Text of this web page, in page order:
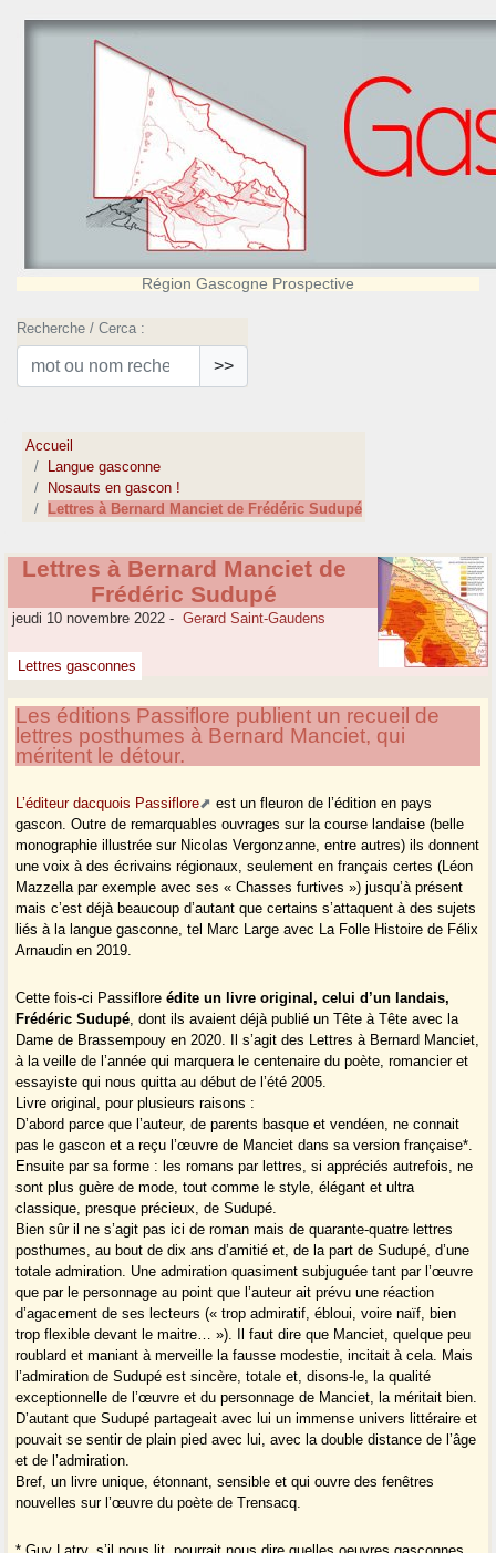
Région Gascogne Prospective
Recherche / Cerca :
>>
Accueil
Langue gasconne
Nosauts en gascon !
Lettres à Bernard Manciet de Frédéric Sudupé
Lettres à Bernard Manciet de
Frédéric Sudupé
jeudi 10 novembre 2022 - Gerard Saint-Gaudens
Lettres gasconnes
Les éditions Passiflore publient un recueil de
lettres posthumes à Bernard Manciet, qui
méritent le détour.
L’éditeur dacquois Passiflore
est un fleuron de l’édition en pays
gascon. Outre de remarquables ouvrages sur la course landaise (belle
monographie illustrée sur Nicolas Vergonzanne, entre autres) ils donnent
une voix à des écrivains régionaux, seulement en français certes (Léon
Mazzella par exemple avec ses « Chasses furtives ») jusqu’à présent
mais c’est déjà beaucoup d’autant que certains s’attaquent à des sujets
liés à la langue gasconne, tel Marc Large avec La Folle Histoire de Félix
Arnaudin en 2019.
Cette fois-ci Passifloreédite un livre original, celui d’un landais,
Frédéric Sudupé, dont ils avaient déjà publié un Tête à Tête avec la
Dame de Brassempouy en 2020. Il s’agit des Lettres à Bernard Manciet,
à la veille de l’année qui marquera le centenaire du poète, romancier et
essayiste qui nous quitta au début de l’été 2005.
Livre original, pour plusieurs raisons :
D’abord parce que l’auteur, de parents basque et vendéen, ne connait
pas le gascon et a reçu l’œuvre de Manciet dans sa version française*.
Ensuite par sa forme : les romans par lettres, si appréciés autrefois, ne
sont plus guère de mode, tout comme le style, élégant et ultra
classique, presque précieux, de Sudupé.
Bien sûr il ne s’agit pas ici de roman mais de quarante-quatre lettres
posthumes, au bout de dix ans d’amitié et, de la part de Sudupé, d’une
totale admiration. Une admiration quasiment subjuguée tant par l’œuvre
que par le personnage au point que l’auteur ait prévu une réaction
d’agacement de ses lecteurs (« trop admiratif, ébloui, voire naïf, bien
trop flexible devant le maitre… »). Il faut dire que Manciet, quelque peu
roublard et maniant à merveille la fausse modestie, incitait à cela. Mais
l’admiration de Sudupé est sincère, totale et, disons-le, la qualité
exceptionnelle de l’œuvre et du personnage de Manciet, la méritait bien.
D’autant que Sudupé partageait avec lui un immense univers littéraire et
pouvait se sentir de plain pied avec lui, avec la double distance de l’âge
et de l’admiration.
Bref, un livre unique, étonnant, sensible et qui ouvre des fenêtres
nouvelles sur l’œuvre du poète de Trensacq.